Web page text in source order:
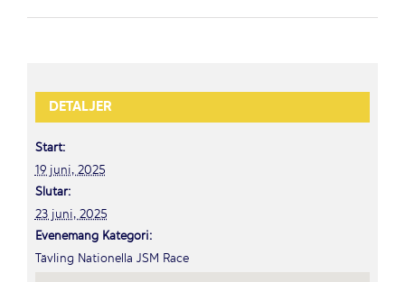
DETALJER
Start:
19 juni, 2025
Slutar:
23 juni, 2025
Evenemang Kategori:
Tävling Nationella JSM Race